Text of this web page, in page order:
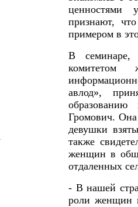
ценностями
признают,
примером в
В семинаре,
комитетом
авлод»,
Громович.
девушки
также
женщин в
отдаленных
- В нашей
роли женщин